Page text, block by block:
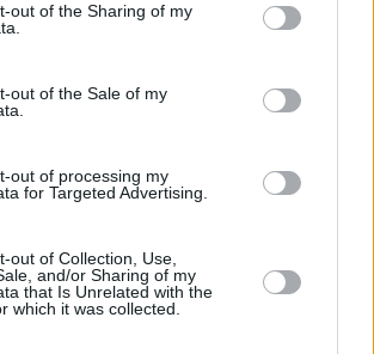
out of the Sharing of my
out of the Sale of my
out of processing my
for Targeted Advertising.
out of Collection, Use,
and/or Sharing of my
that Is Unrelated with the
which it was collected.